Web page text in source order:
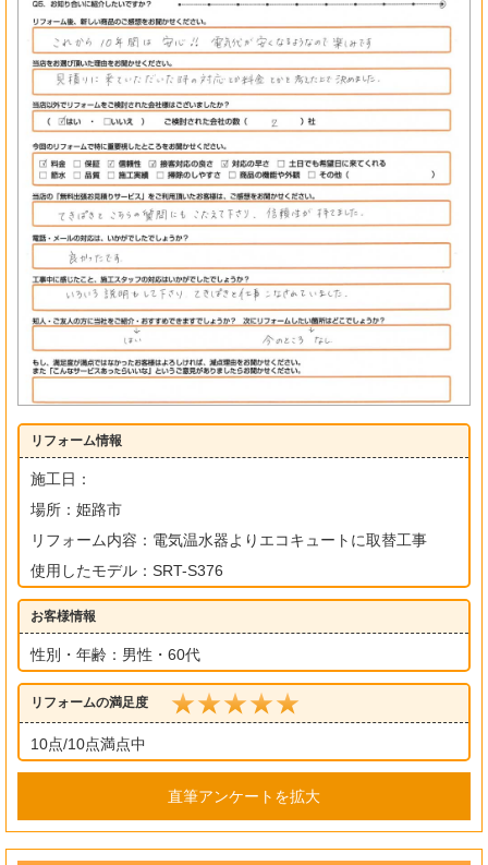
リフォーム情報
施工日：
場所：姫路市
リフォーム内容：電気温水器よりエコキュートに取替工事
使用したモデル：SRT-S376
お客様情報
性別・年齢：男性・60代
リフォームの満足度
10点/10点満点中
直筆アンケートを拡大